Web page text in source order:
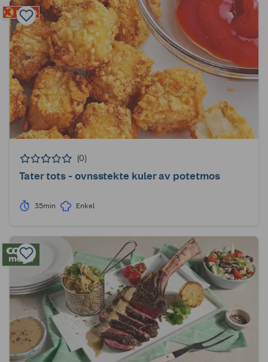
(0)
Tater tots - ovnsstekte kuler av potetmos
35min Enkel